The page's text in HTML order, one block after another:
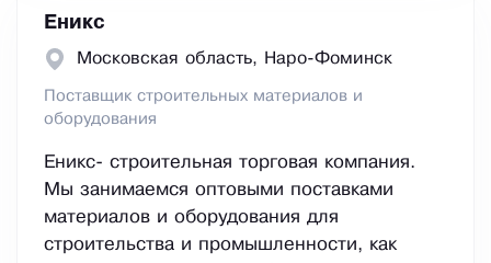
Еникс
Московская область, Наро-Фоминск
Поставщик строительных материалов и
оборудования
Еникс- строительная торговая компания.
Мы занимаемся оптовыми поставками
материалов и оборудования для
строительства и промышленности, как